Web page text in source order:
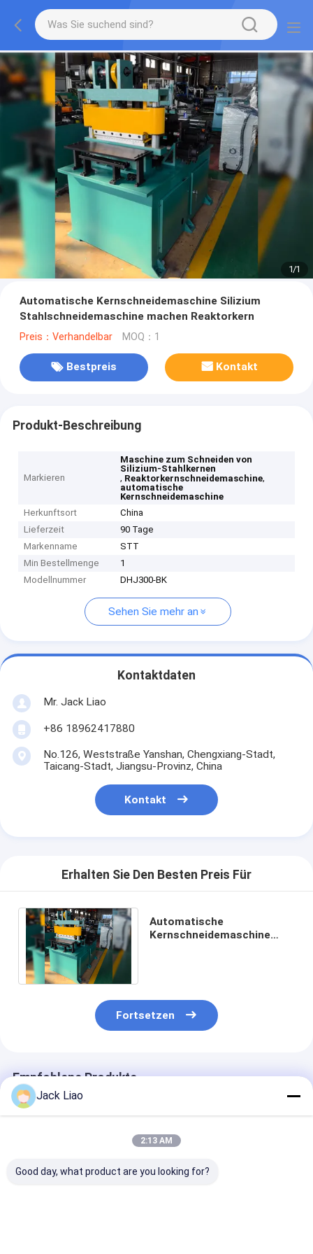
1/1
Automatische Kernschneidemaschine Silizium
Stahlschneidemaschine machen Reaktorkern
Preis：Verhandelbar MOQ：1
Bestpreis Kontakt
Produkt-Beschreibung
Markieren
Maschine zum Schneiden von
Silizium-Stahlkernen
, Reaktorkernschneidemaschine,
automatische
Kernschneidemaschine
Herkunftsort
China
Lieferzeit
90 Tage
Markenname
STT
Min Bestellmenge
1
Modellnummer
DHJ300-BK
Sehen Sie mehr an
Kontaktdaten
Mr. Jack Liao
+86 18962417880
No.126, Weststraße Yanshan, Chengxiang-Stadt,
Taicang-Stadt, Jiangsu-Provinz, China
Kontakt
Erhalten Sie Den Besten Preis Für
Automatische
Kernschneidemaschine
Fortsetzen
Empfohlene Produkte
Jack Liao
2:13 AM
Good day, what product are you looking for?